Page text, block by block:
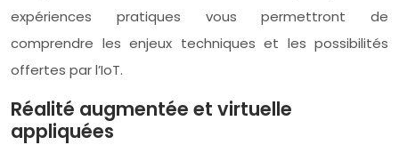
expériences pratiques vous permettront de
comprendre les enjeux techniques et les possibilités
offertes par l’IoT.
Réalité augmentée et virtuelle
appliquées